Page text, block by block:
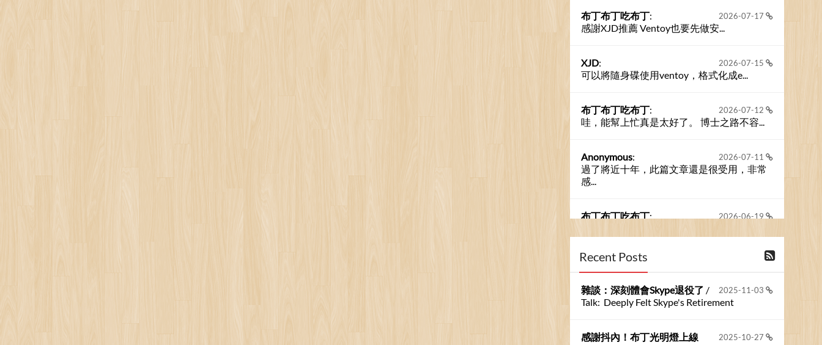
2026-07-17
布丁布丁吃布丁:
感謝XJD推薦 Ventoy也要先做安...
2026-07-15
XJD:
可以將隨身碟使用ventoy，格式化成e...
2026-07-12
布丁布丁吃布丁:
哇，能幫上忙真是太好了。 博士之路不容...
2026-07-11
Anonymous:
過了將近十年，此篇文章還是很受用，非常
感...
2026-06-19
布丁布丁吃布丁:
2026-06-18
布丁布丁吃布丁
kage好像也可以下載整個網站 感謝分享
Anonymous
Recent Posts
2025-11-03
雜談：深刻體會Skype退役了 /
Talk: Deeply Felt Skype's Retirement
2025-10-27
感謝抖內！布丁光明燈上線